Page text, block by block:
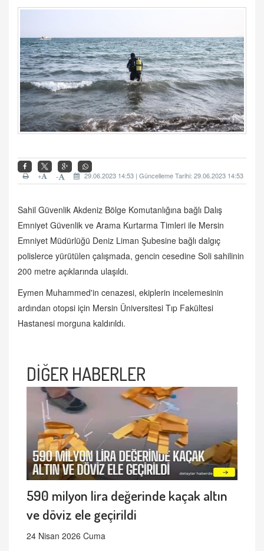
29.06.2023 14:53 | Güncelleme Tarihi: 29.06.2023 14:53
-
+
Sahil Güvenlik Akdeniz Bölge Komutanlığına bağlı Dalış
Emniyet Güvenlik ve Arama Kurtarma Timleri ile Mersin
Emniyet Müdürlüğü Deniz Liman Şubesine bağlı dalgıç
polislerce yürütülen çalışmada, gencin cesedine Soli sahilinin
200 metre açıklarında ulaşıldı.
Eymen Muhammed'in cenazesi, ekiplerin incelemesinin
ardından otopsi için Mersin Üniversitesi Tıp Fakültesi
Hastanesi morguna kaldırıldı.
DİĞER HABERLER
590 milyon lira değerinde kaçak altın
ve döviz ele geçirildi
24 Nisan 2026 Cuma